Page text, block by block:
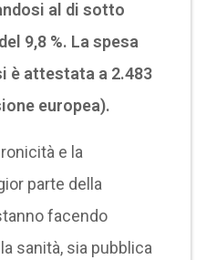
al di sotto
9,8 %. La spesa
è attestata a 2.483
europea).
e la
parte della
facendo
sanità, sia pubblica